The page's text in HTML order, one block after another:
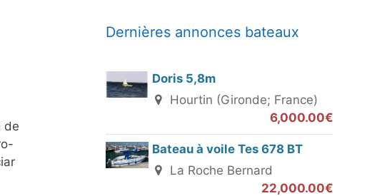
de
Dernières annonces bateaux
Doris 5,8m
Hourtin (Gironde; France)
6,000.00€
Bateau à voile Tes 678 BT
La Roche Bernard
22,000.00€